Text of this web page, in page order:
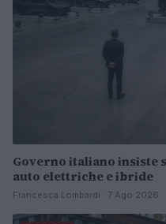
Governo italiano insiste
auto elettriche e ibride
Francesca Lombardi · 7 Ago 2026